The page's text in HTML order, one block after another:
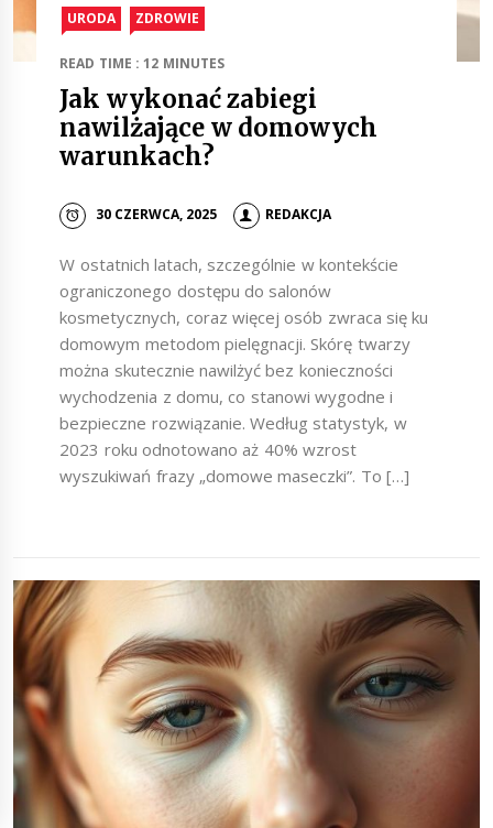
URODA ZDROWIE
READ TIME : 12 MINUTES
Jak wykonać zabiegi
nawilżające w domowych
warunkach?
30 CZERWCA, 2025 REDAKCJA
W ostatnich latach, szczególnie w kontekście
ograniczonego dostępu do salonów
kosmetycznych, coraz więcej osób zwraca się ku
domowym metodom pielęgnacji. Skórę twarzy
można skutecznie nawilżyć bez konieczności
wychodzenia z domu, co stanowi wygodne i
bezpieczne rozwiązanie. Według statystyk, w
2023 roku odnotowano aż 40% wzrost
wyszukiwań frazy „domowe maseczki”. To […]